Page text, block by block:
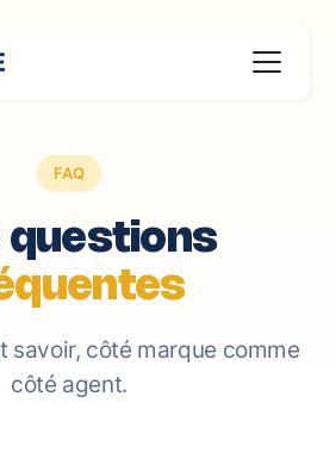
FAQ
questions
savoir, côté marque comme
côté agent.